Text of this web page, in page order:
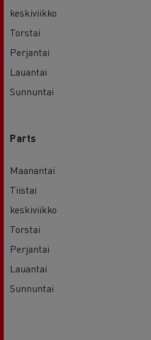
keskiviikko
Torstai
Perjantai
Lauantai
Sunnuntai
Parts
Maanantai
Tiistai
keskiviikko
Torstai
Perjantai
Lauantai
Sunnuntai